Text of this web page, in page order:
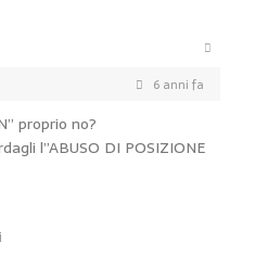
6 anni fa
proprio no?
l”ABUSO DI POSIZIONE